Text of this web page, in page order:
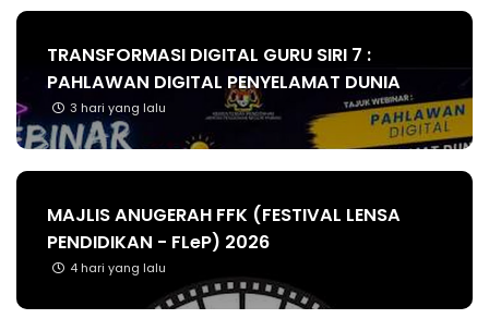
TRANSFORMASI DIGITAL GURU SIRI 7 :
PAHLAWAN DIGITAL PENYELAMAT DUNIA
3 hari yang lalu
MAJLIS ANUGERAH FFK (FESTIVAL LENSA
PENDIDIKAN - FLeP) 2026
4 hari yang lalu